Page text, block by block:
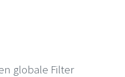
globale Filter